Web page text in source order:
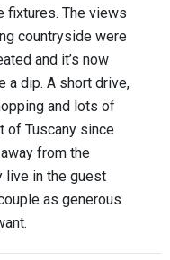
fixtures. The views
countryside were
and it’s now
a dip. A short drive,
and lots of
of Tuscany since
from the
live in the guest
as generous